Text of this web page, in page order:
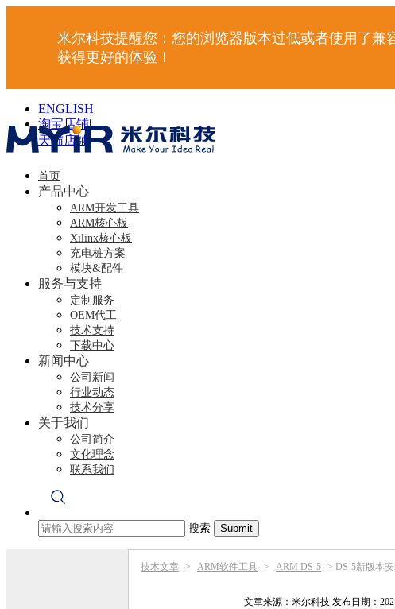
米尔科技提醒您：您的浏览器版本过低或者使用了
获得更好的体验！
ENGLISH
淘宝店铺|
天猫店铺 |
首页
产品中心
ARM开发工具
ARM核心板
Xilinx核心板
充电桩方案
模块&配件
服务与支持
定制服务
OEM代工
技术支持
下载中心
新闻中心
公司新闻
行业动态
技术分享
关于我们
公司简介
文化理念
联系我们
搜索
技术文章 > ARM软件工具 > ARM DS-5 > DS-5新版本
文章来源： 米尔科技 发布日期：